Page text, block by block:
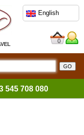
English
0
545 708 080